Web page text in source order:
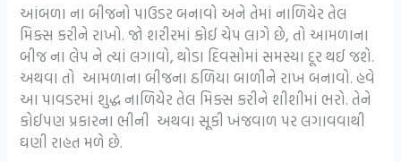
આંબળા ના બીજનો પાઉડર બનાવો અને તેમાં નાળિયેર તેલ
મિક્સ કરીને રાખો. જો શરીરમાં કોઈ ચેપ લાગે છે, તો આમળાના
બીજ ના લેપ ને ત્યાં લગાવો, થોડા દિવસોમાં સમસ્યા દૂર થઈ જશે.
અથવા તો આમળાના બીજના ઠળિયા બાળીને રાખ બનાવો. હવે
આ પાવડરમાં શુદ્ધ નાળિયેર તેલ મિક્સ કરીને શીશીમાં ભરો. તેને
કોઈપણ પ્રકારના ભીની અથવા સૂકી ખંજવાળ પર લગાવવાથી
ઘણી રાહત મળે છે.